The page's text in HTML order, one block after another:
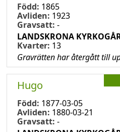
Född: 1865
Avliden: 1923
Gravsatt: -
LANDSKRONA
Kvarter: 13
Gravrätten har återgått till
Hugo
Född: 1877-03-05
Avliden: 1880-03-21
Gravsatt: -